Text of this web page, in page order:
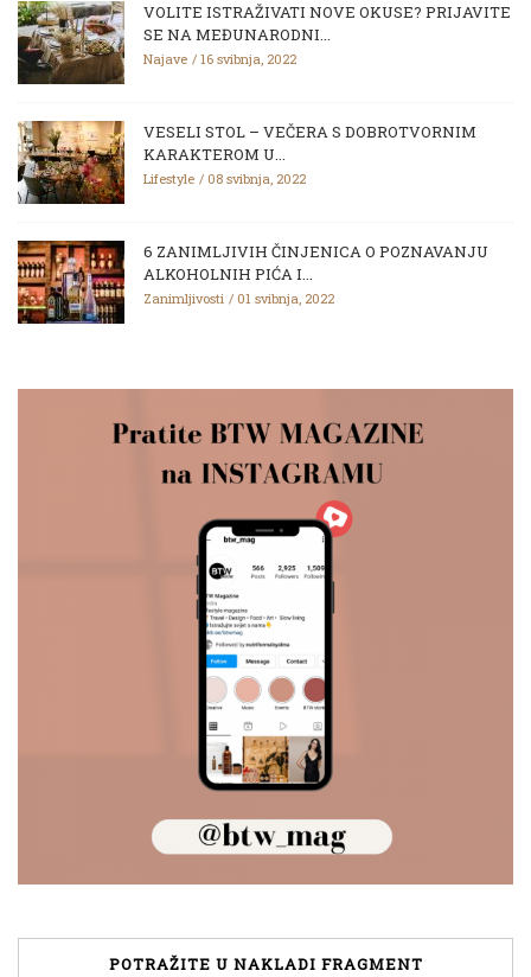
VOLITE ISTRAŽIVATI NOVE OKUSE? PRIJAVITE
SE NA MEĐUNARODNI...
Najave 16 svibnja, 2022
VESELI STOL – VEČERA S DOBROTVORNIM
KARAKTEROM U...
Lifestyle 08 svibnja, 2022
6 ZANIMLJIVIH ČINJENICA O POZNAVANJU
ALKOHOLNIH PIĆA I...
Zanimljivosti 01 svibnja, 2022
POTRAŽITE U NAKLADI FRAGMENT